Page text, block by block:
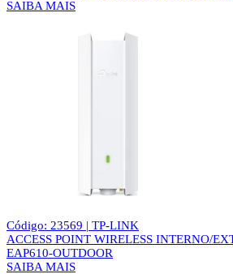
SAIBA MAIS
Código: 23569 | TP-LINK
ACCESS POINT WIRELESS INTERNO/
EAP610-OUTDOOR
SAIBA MAIS